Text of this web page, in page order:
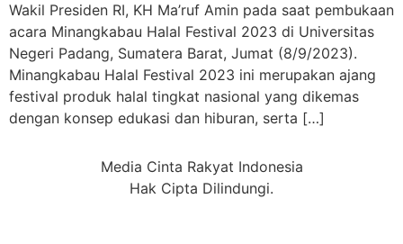
Wakil Presiden RI, KH Ma’ruf Amin pada saat pembukaan
acara Minangkabau Halal Festival 2023 di Universitas
Negeri Padang, Sumatera Barat, Jumat (8/9/2023).
Minangkabau Halal Festival 2023 ini merupakan ajang
festival produk halal tingkat nasional yang dikemas
dengan konsep edukasi dan hiburan, serta […]
Media Cinta Rakyat Indonesia
Hak Cipta Dilindungi.